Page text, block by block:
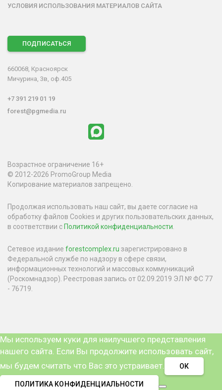
УСЛОВИЯ ИСПОЛЬЗОВАНИЯ МАТЕРИАЛОВ САЙТА
ПОДПИСАТЬСЯ
660068, Красноярск
Мичурина, 3в, оф.405
+7 391 219 01 19
forest@pgmedia.ru
Возрастное ограничение 16+
© 2012-2026 PromoGroup Media
Копирование материалов запрещено.
Продолжая использовать наш сайт, вы даете согласие на
обработку файлов Cookies и других пользовательских данных,
в соответствии с Политикой конфиденциальности.
Сетевое издание forestcomplex.ru зарегистрировано в
Федеральной службе по надзору в сфере связи,
информационных технологий и массовых коммуникаций
(Роскомнадзор). Реестровая запись от 02.09.2019 ЭЛ № ФС 77
- 76719.
Мы используем куки для наилучшего представления
нашего сайта. Если Вы продолжите использовать сайт,
мы будем считать что Вас это устраивает.
ОК
ПОЛИТИКА КОНФИДЕНЦИАЛЬНОСТИ